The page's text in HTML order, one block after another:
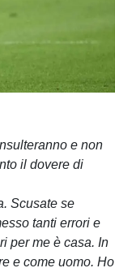
e non
il dovere di
Scusate se
tanti errori e
per me è casa. In
e come uomo. Ho